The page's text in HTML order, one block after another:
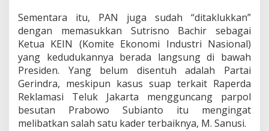
Sementara itu, PAN juga sudah “ditaklukkan”
dengan memasukkan Sutrisno Bachir sebagai
Ketua KEIN (Komite Ekonomi Industri Nasional)
yang kedudukannya berada langsung di bawah
Presiden. Yang belum disentuh adalah Partai
Gerindra, meskipun kasus suap terkait Raperda
Reklamasi Teluk Jakarta mengguncang parpol
besutan Prabowo Subianto itu mengingat
melibatkan salah satu kader terbaiknya, M. Sanusi.